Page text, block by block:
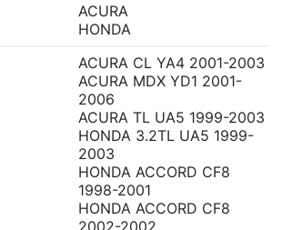
ACURA
HONDA
ACURA CL YA4 2001-2003
ACURA MDX YD1 2001-
2006
ACURA TL UA5 1999-2003
HONDA 3.2TL UA5 1999-
2003
HONDA ACCORD CF8
1998-2001
HONDA ACCORD CF8
2002-2002